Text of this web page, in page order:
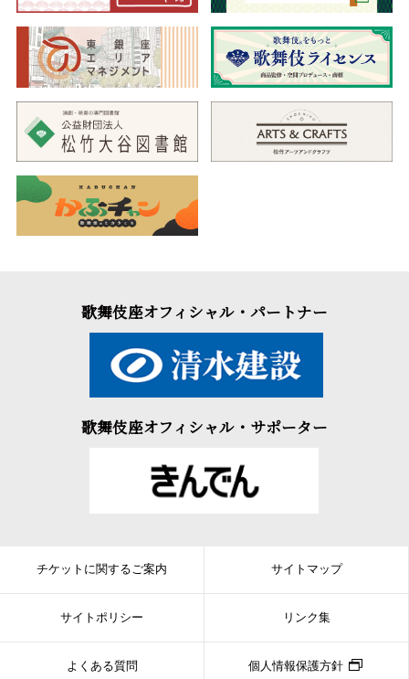
歌舞伎座オフィシャル・パートナー
歌舞伎座オフィシャル・サポーター
チケットに関するご案内 サイトマップ
サイトポリシー リンク集
よくある質問 個人情報保護方針